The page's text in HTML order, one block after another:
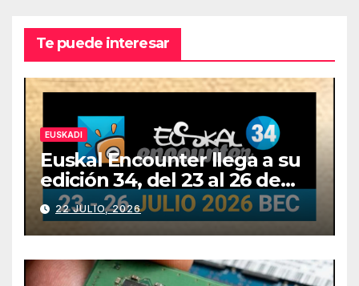
Te puede interesar
EUSKADI
Euskal Encounter llega a su
edición 34, del 23 al 26 de
julio
22 JULIO, 2026